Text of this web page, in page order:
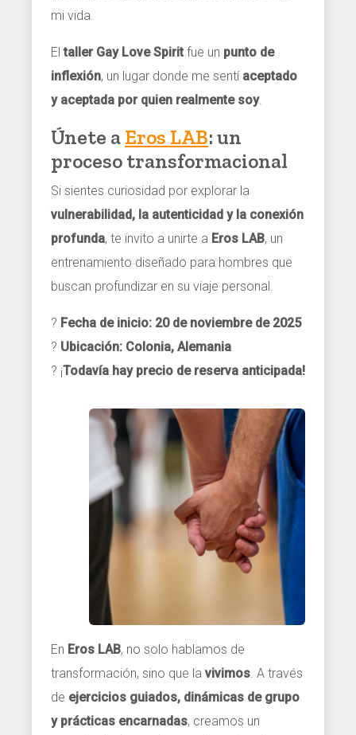
mi vida.
Eltaller Gay Love Spirit fue un punto de
inflexión, un lugar donde me sentí aceptado
y aceptada por quien realmente soy.
Únete a Eros LAB: un
proceso transformacional
Si sientes curiosidad por explorar la
vulnerabilidad, la autenticidad y la conexión
profunda, te invito a unirte a Eros LAB, un
entrenamiento diseñado para hombres que
buscan profundizar en su viaje personal.
? Fecha de inicio: 20 de noviembre de 2025
? Ubicación: Colonia, Alemania
? ¡Todavía hay precio de reserva anticipada!
En Eros LAB, no solo hablamos de
transformación, sino que la vivimos . A través
de ejercicios guiados, dinámicas de grupo
y prácticas encarnadas, creamos un